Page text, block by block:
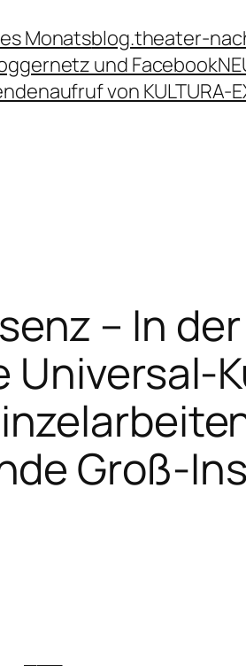
Monatsblog.theater-
und Facebook
von KULTURA-
– In
Groß-